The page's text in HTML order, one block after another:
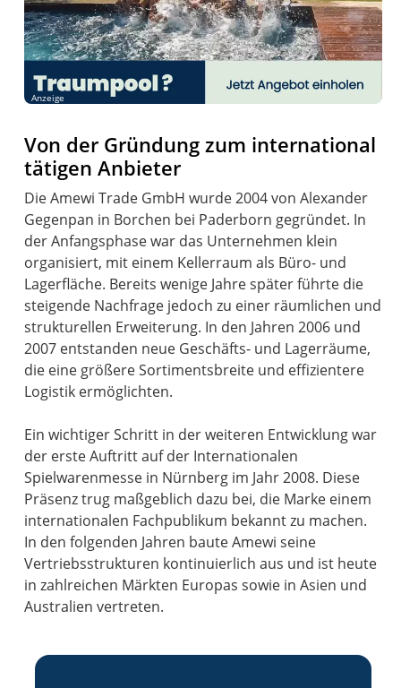
Anzeige
Von der Gründung zum international
tätigen Anbieter
Die Amewi Trade GmbH wurde 2004 von Alexander
Gegenpan in Borchen bei Paderborn gegründet. In
der Anfangsphase war das Unternehmen klein
organisiert, mit einem Kellerraum als Büro- und
Lagerfläche. Bereits wenige Jahre später führte die
steigende Nachfrage jedoch zu einer räumlichen und
strukturellen Erweiterung. In den Jahren 2006 und
2007 entstanden neue Geschäfts- und Lagerräume,
die eine größere Sortimentsbreite und effizientere
Logistik ermöglichten.
Ein wichtiger Schritt in der weiteren Entwicklung war
der erste Auftritt auf der Internationalen
Spielwarenmesse in Nürnberg im Jahr 2008. Diese
Präsenz trug maßgeblich dazu bei, die Marke einem
internationalen Fachpublikum bekannt zu machen.
In den folgenden Jahren baute Amewi seine
Vertriebsstrukturen kontinuierlich aus und ist heute
in zahlreichen Märkten Europas sowie in Asien und
Australien vertreten.